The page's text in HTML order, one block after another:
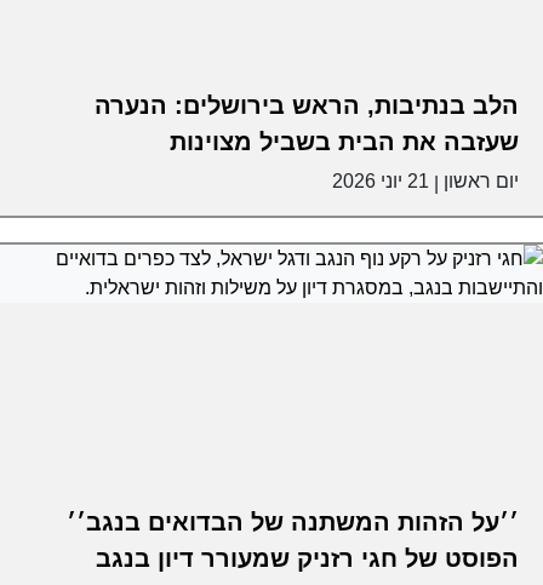
הלב בנתיבות, הראש בירושלים: הנערה
שעזבה את הבית בשביל מצוינות
יום ראשון 21 יוני 2026
׳׳על הזהות המשתנה של הבדואים בנגב׳׳
הפוסט של חגי רזניק שמעורר דיון בנגב